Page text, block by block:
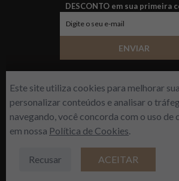
Este site utiliza cookies para melhorar
personalizar conteúdos e analisar o
navegando, você concorda com o uso de
em nossa Política de Cookies.
Recusar ACEITAR
DESCONTO em sua primeira
ENVIAR
Sobre a empresa
Fale conosco
Política de privacidade
instagram